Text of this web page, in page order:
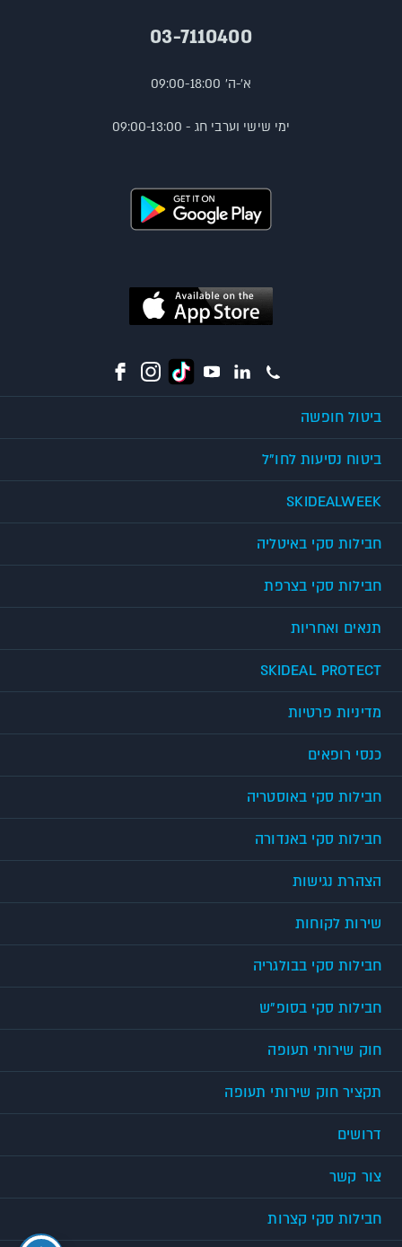
03-7110400
א'-ה' 09:00-18:00
ימי שישי וערבי חג - 09:00-13:00
ביטול חופשה
ביטוח נסיעות לחו"ל
SKIDEALWEEK
חבילות סקי באיטליה
חבילות סקי בצרפת
תנאים ואחריות
SKIDEAL PROTECT
מדיניות פרטיות
כנסי רופאים
חבילות סקי באוסטריה
חבילות סקי באנדורה
הצהרת נגישות
שירות לקוחות
חבילות סקי בבולגריה
חבילות סקי בסופ"ש
חוק שירותי תעופה
תקציר חוק שירותי תעופה
דרושים
צור קשר
חבילות סקי קצרות